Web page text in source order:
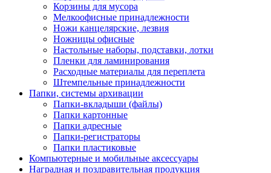
Корзины для мусора
Мелкоофисные принадлежности
Ножи канцелярские, лезвия
Ножницы офисные
Настольные наборы, подставки, лотки
Пленки для ламинирования
Расходные материалы для переплета
Штемпельные принадлежности
Папки, системы архивации
Папки-вкладыши (файлы)
Папки картонные
Папки адресные
Папки-регистраторы
Папки пластиковые
Компьютерные и мобильные аксессуары
Наградная и поздравительная продукция